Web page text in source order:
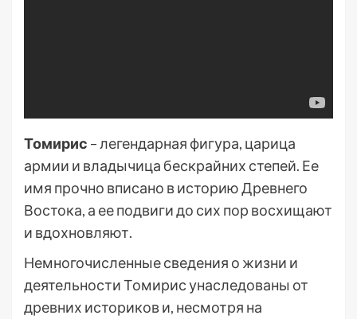
Томирис – легендарная фигура, царица
армии и владычица бескрайних степей. Ее
имя прочно вписано в историю Древнего
Востока, а ее подвиги до сих пор восхищают
и вдохновляют.
Немногочисленные сведения о жизни и
деятельности Томирис унаследованы от
древних историков и, несмотря на